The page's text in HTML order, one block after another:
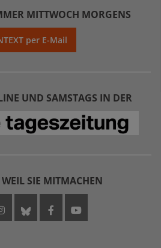
MITTWOCH MORGENS
per E-Mail
UND SAMSTAGS IN DER
SIE MITMACHEN